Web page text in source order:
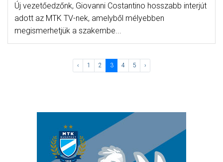
Új vezetőedzőnk, Giovanni Costantino hosszabb interjút
adott az MTK TV-nek, amelyből mélyebben
megismerhetjük a szakembe...
‹ 1 2 3 4 5 ›